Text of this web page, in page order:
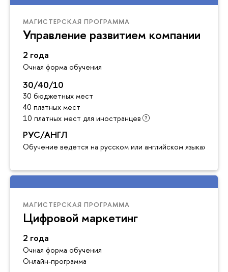
МАГИСТЕРСКАЯ ПРОГРАММА
Управление развитием компании
2 года
Очная форма обучения
30/40/10
30 бюджетных мест
40 платных мест
10 платных мест для иностранцев
РУС/АНГЛ
Обучение ведется на русском или английском языках
МАГИСТЕРСКАЯ ПРОГРАММА
Цифровой маркетинг
2 года
Очная форма обучения
Онлайн-программа